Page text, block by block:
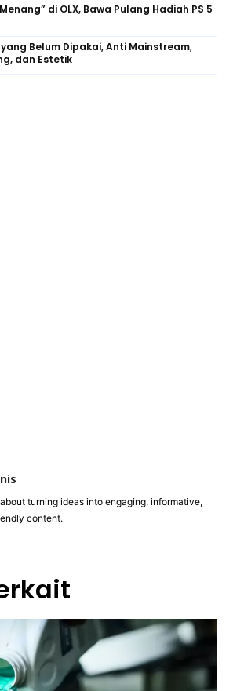
di OLX, Bawa Pulang Hadiah PS 5
yang Belum Dipakai, Anti Mainstream,
dan Estetik
turning ideas into engaging, informative,
content.